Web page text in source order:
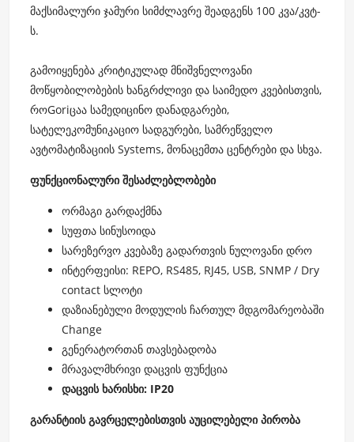
მაქსიმალური ჯამური სიმძლავრე შეადგენს 100 კვა/კვტ-
ს.
გამოიყენება კრიტიკულად მნიშვნელოვანი
მოწყობილობების ხანგრძლივი და საიმედო კვებისთვის,
როGoriცაა სამედიცინო დანადგარები,
სატელეკომუნიკაციო სადგურები, სამრეწველო
ავტომატიზაციის Systems, მონაცემთა ცენტრები და სხვა.
ფუნქციონალური შესაძლებლობები
ორმაგი გარდაქმნა
სუფთა სინუსოიდა
სარეზერვო კვებაზე გადართვის ნულოვანი დრო
ინტერფეისი: REPO, RS485, RJ45, USB, SNMP / Dry
contact სლოტი
დაზიანებული მოდულის ჩართულ მდგომარეობაში
Change
გენერატორთან თავსებადობა
მრავალმხრივი დაცვის ფუნქცია
დაცვის ხარისხი: IP20
გარანტიის გავრცელებისთვის აუცილებელი პირობა